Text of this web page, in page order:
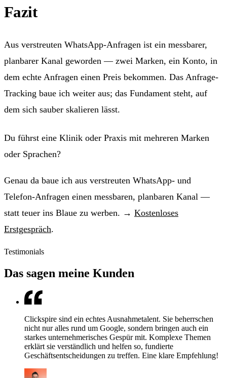
Fazit
Aus verstreuten WhatsApp-Anfragen ist ein messbarer,
planbarer Kanal geworden — zwei Marken, ein Konto, in
dem echte Anfragen einen Preis bekommen. Das Anfrage-
Tracking baue ich weiter aus; das Fundament steht, auf
dem sich sauber skalieren lässt.
Du führst eine Klinik oder Praxis mit mehreren Marken
oder Sprachen?
Genau da baue ich aus verstreuten WhatsApp- und
Telefon-Anfragen einen messbaren, planbaren Kanal —
statt teuer ins Blaue zu werben. → Kostenloses
Erstgespräch.
Testimonials
Das sagen meine Kunden
Clickspire sind ein echtes Ausnahmetalent. Sie beherrschen
nicht nur alles rund um Google, sondern bringen auch ein
starkes unternehmerisches Gespür mit. Komplexe Themen
erklärt sie verständlich und helfen so, fundierte
Geschäftsentscheidungen zu treffen. Eine klare Empfehlung!